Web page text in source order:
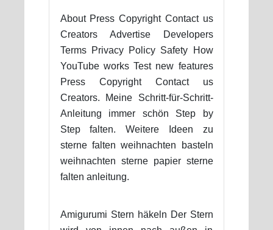
About Press Copyright Contact us
Creators Advertise Developers
Terms Privacy Policy Safety How
YouTube works Test new features
Press Copyright Contact us
Creators. Meine Schritt-für-Schritt-
Anleitung immer schön Step by
Step falten. Weitere Ideen zu
sterne falten weihnachten basteln
weihnachten sterne papier sterne
falten anleitung.
Amigurumi Stern häkeln Der Stern